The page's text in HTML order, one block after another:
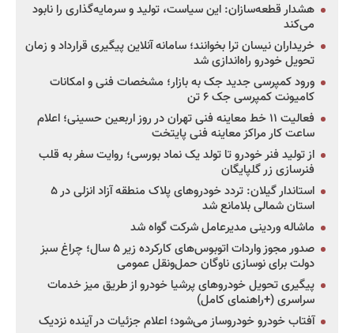
هشدار قطعه‌سازان: این سیاست، تولید و سرمایه‌گذاری را نابود
می‌کند
خریداران نیسان ترا بخوانند؛ سامانه آنلاین پیگیری قرارداد و زمان
تحویل خودرو راه‌اندازی شد
ورود کمپرسی جدید جک به بازار؛ مشخصات فنی و امکانات
کامیونت کمپرسی جک ۶ تن
فعالیت ۱۱ خط معاینه فنی تهران در روز اربعین حسینی؛ اعلام
ساعت کار مراکز معاینه فنی پایتخت
از تولید فنر خودرو تا تولد یک نماد بورسی؛ روایت سفر به قلب
فنرسازی زر گلپایگان
استاندار گیلان: تردد خودروهای پلاک منطقه آزاد انزلی در ۵
استان شمالی بلامانع شد
ماشاله وردینی مدیرعامل شرکت گواه شد
صدور مجوز واردات اتوبوس‌های کارکرده زیر ۵ سال؛ چراغ سبز
دولت برای نوسازی ناوگان حمل‌ونقل عمومی
پیگیری تحویل خودروهای پرشیا خودرو از طریق میز خدمات
سراسری (+راهنمای کامل)
آفتاب خودرو خودروساز می‌شود؛ اعلام جزئیات در آینده نزدیک